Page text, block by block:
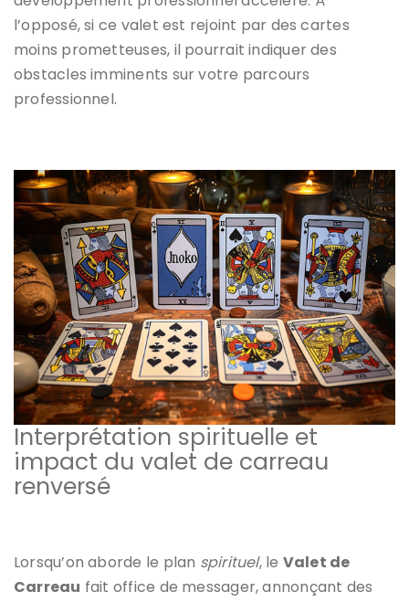
l’opposé, si ce valet est rejoint par des cartes
moins prometteuses, il pourrait indiquer des
obstacles imminents sur votre parcours
professionnel.
Interprétation spirituelle et
impact du valet de carreau
renversé
Lorsqu’on aborde le plan spirituel, le Valet de
Carreau fait office de messager, annonçant des